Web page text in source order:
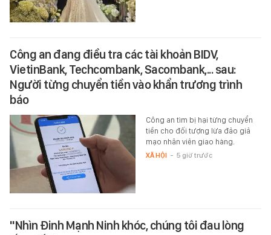
Công an đang điều tra các tài khoản BIDV,
VietinBank, Techcombank, Sacombank,... sau:
Người từng chuyển tiền vào khẩn trương trình
báo
Công an tìm bị hại từng chuyển
tiền cho đối tượng lừa đảo giả
mạo nhân viên giao hàng.
XÃ HỘI - 5 giờ trước
"Nhìn Đinh Mạnh Ninh khóc, chúng tôi đau lòng